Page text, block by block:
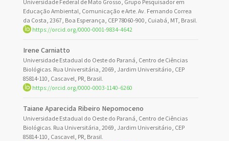
Universidade Federal de Mato Grosso, Grupo Pesquisador em
Educação Ambiental, Comunicação e Arte. Av. Fernando Correa
da Costa, 2367, Boa Esperança, CEP 78060-900, Cuiabá, MT, Brasil.
https://orcid.org/0000-0001-9834-4642
Irene Carniatto
Universidade Estadual do Oeste do Paraná, Centro de Ciências
Biológicas. Rua Universitária, 2069, Jardim Universitário, CEP
85814-110, Cascavel, PR, Brasil.
https://orcid.org/0000-0003-1140-6260
Taiane Aparecida Ribeiro Nepomoceno
Universidade Estadual do Oeste do Paraná, Centro de Ciências
Biológicas. Rua Universitária, 2069, Jardim Universitário, CEP
85814-110, Cascavel, PR, Brasil.